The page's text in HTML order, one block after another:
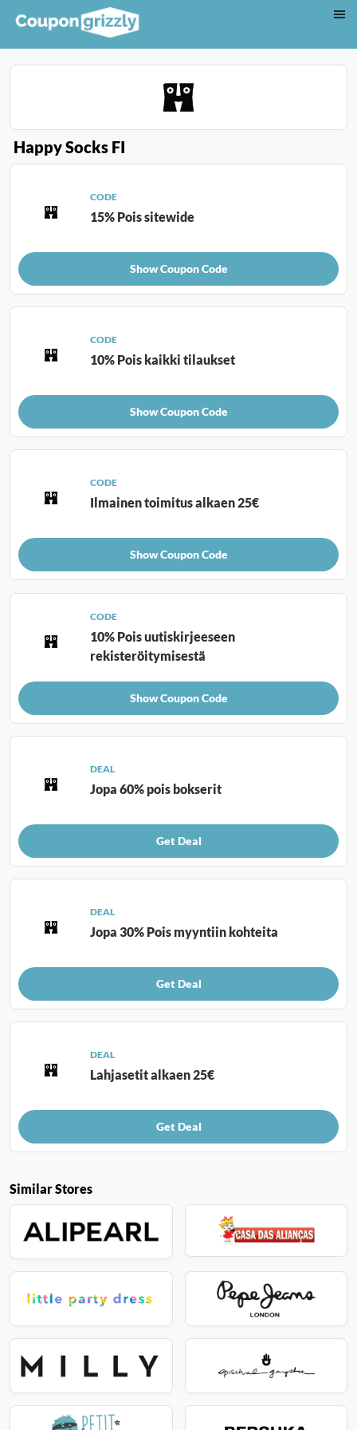
Similar Stores
Happy Socks FI
CODE
15% Pois sitewide
Show Coupon Code
CODE
10% Pois kaikki tilaukset
Show Coupon Code
CODE
Ilmainen toimitus alkaen 25€
Show Coupon Code
CODE
10% Pois uutiskirjeeseen
rekisteröitymisestä
Show Coupon Code
DEAL
Jopa 60% pois bokserit
Get Deal
DEAL
Jopa 30% Pois myyntiin kohteita
Get Deal
DEAL
Lahjasetit alkaen 25€
Get Deal